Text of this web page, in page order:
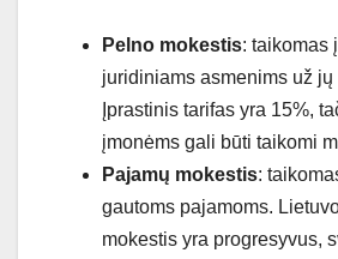
Pelno mokestis: taikomas
juridiniams asmenims už
Įprastinis tarifas yra 15%,
įmonėms gali būti taikomi
Pajamų mokestis:
gautoms pajamoms.
mokestis yra progresyvus,